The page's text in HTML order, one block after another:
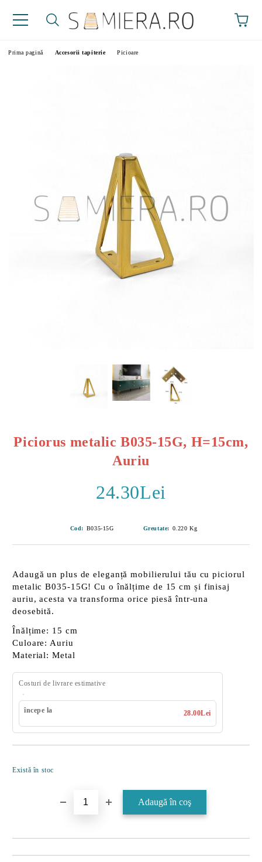
Prima pagină Accesorii tapiterie Picioare
Piciorus metalic B035-15G, H=15cm,
Auriu
24.30Lei
Cod: B035-15G Greutate: 0.220 Kg
Adaugă un plus de eleganță mobilierului tău cu piciorul
metalic B035-15G! Cu o înălțime de 15 cm și finisaj
auriu, acesta va transforma orice piesă într-una
deosebită.
Înălțime: 15 cm
Culoare: Auriu
Material:Metal
Costuri de livrare estimative
începe la 28.00Lei
Există în stoc